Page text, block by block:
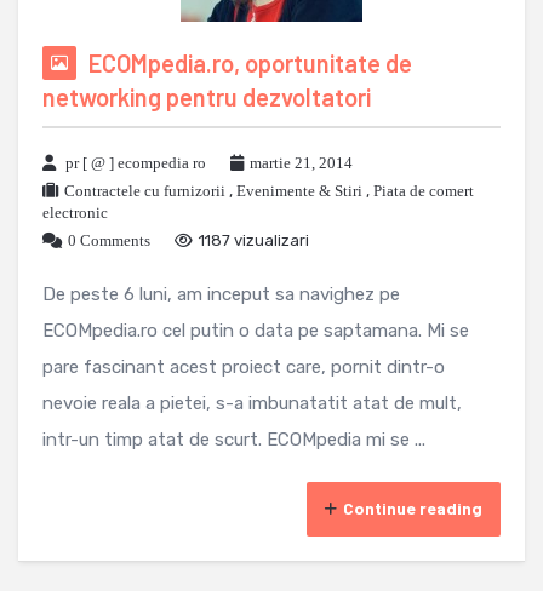
ECOMpedia.ro, oportunitate de
networking pentru dezvoltatori
pr [ @ ] ecompedia ro
martie 21, 2014
Contractele cu furnizorii , Evenimente & Stiri , Piata de comert
electronic
0 Comments
1187 vizualizari
De peste 6 luni, am inceput sa navighez pe
ECOMpedia.ro cel putin o data pe saptamana. Mi se
pare fascinant acest proiect care, pornit dintr-o
nevoie reala a pietei, s-a imbunatatit atat de mult,
intr-un timp atat de scurt. ECOMpedia mi se ...
Continue reading